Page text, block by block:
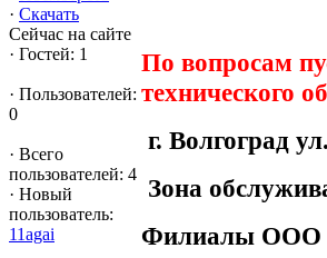
· Скачать
Сейчас на сайте
· Гостей: 1
· Пользователей:
0
· Всего
пользователей: 4
· Новый
пользователь:
11agai
По вопросам
технического
г. Волгоград
Зона
Филиалы ООО